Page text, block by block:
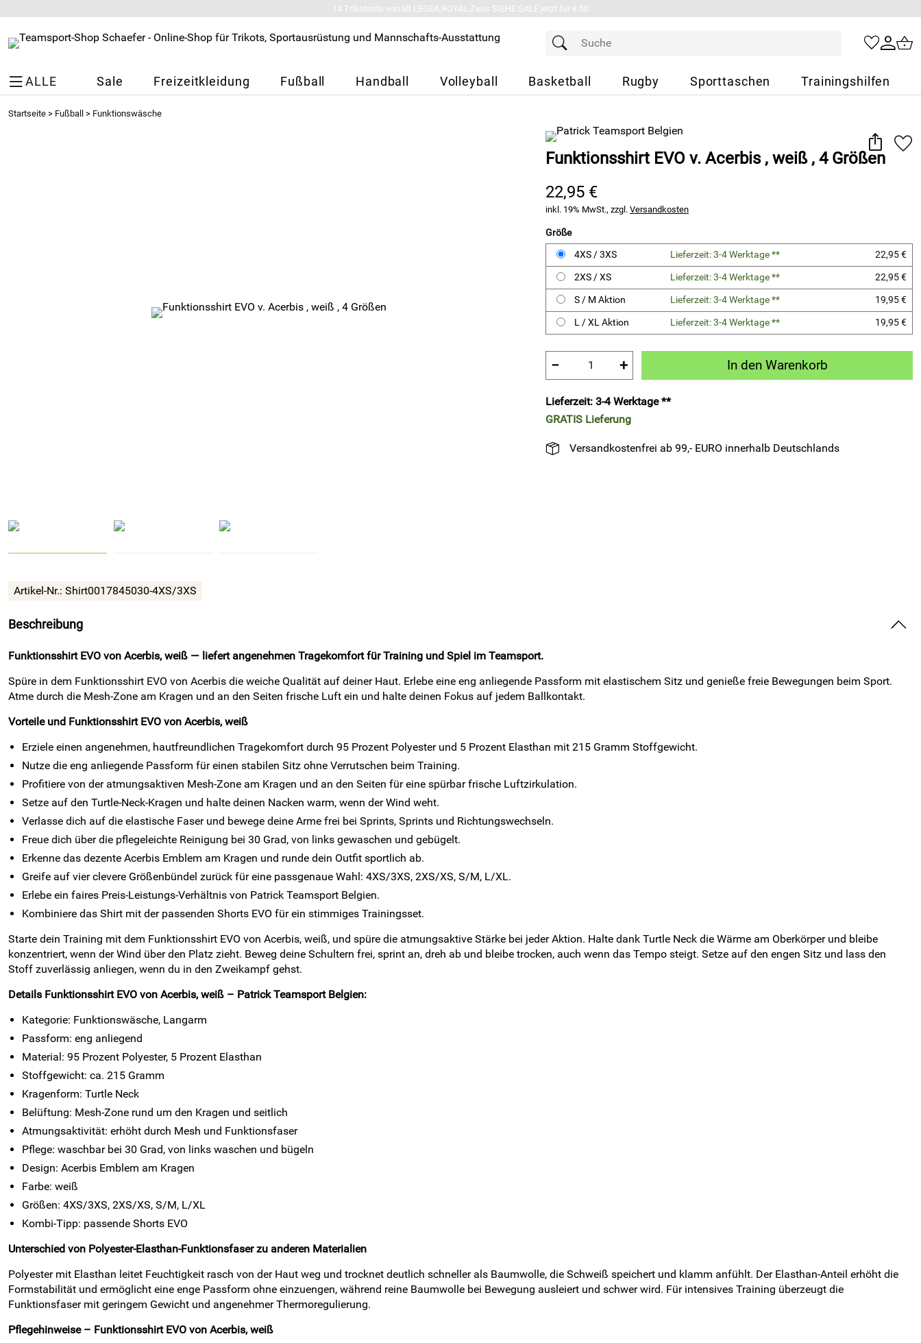
14 Trikotsets von alt.LEGEA,ROYAL,Zeus SIEHE SALE jetzt für € 50
ALLE Sale Freizeitkleidung Fußball Handball Volleyball Basketball Rugby Sporttaschen Trainingshilfen
Startseite > Fußball > Funktionswäsche
Funktionsshirt EVO v. Acerbis , weiß , 4 Größen
22,95 €
inkl. 19% MwSt., zzgl. Versandkosten
Größe
4XS / 3XS
Lieferzeit: 3-4 Werktage **
22,95 €
2XS / XS
Lieferzeit: 3-4 Werktage **
22,95 €
S / M Aktion
Lieferzeit: 3-4 Werktage **
19,95 €
L / XL Aktion
Lieferzeit: 3-4 Werktage ** 19,95 €
− + In den Warenkorb
Lieferzeit: 3-4 Werktage **
GRATIS Lieferung
Versandkostenfrei ab 99,- EURO innerhalb Deutschlands
Artikel-Nr.: Shirt0017845030-4XS/3XS
Beschreibung
Funktionsshirt EVO von Acerbis, weiß — liefert angenehmen Tragekomfort für Training und Spiel im Teamsport.
Spüre in dem Funktionsshirt EVO von Acerbis die weiche Qualität auf deiner Haut. Erlebe eine eng anliegende Passform mit elastischem Sitz und genieße freie Bewegungen beim Sport.
Atme durch die Mesh-Zone am Kragen und an den Seiten frische Luft ein und halte deinen Fokus auf jedem Ballkontakt.
Vorteile und Funktionsshirt EVO von Acerbis, weiß
Erziele einen angenehmen, hautfreundlichen Tragekomfort durch 95 Prozent Polyester und 5 Prozent Elasthan mit 215 Gramm Stoffgewicht.
Nutze die eng anliegende Passform für einen stabilen Sitz ohne Verrutschen beim Training.
Profitiere von der atmungsaktiven Mesh-Zone am Kragen und an den Seiten für eine spürbar frische Luftzirkulation.
Setze auf den Turtle-Neck-Kragen und halte deinen Nacken warm, wenn der Wind weht.
Verlasse dich auf die elastische Faser und bewege deine Arme frei bei Sprints, Sprints und Richtungswechseln.
Freue dich über die pflegeleichte Reinigung bei 30 Grad, von links gewaschen und gebügelt.
Erkenne das dezente Acerbis Emblem am Kragen und runde dein Outfit sportlich ab.
Greife auf vier clevere Größenbündel zurück für eine passgenaue Wahl: 4XS/3XS, 2XS/XS, S/M, L/XL.
Erlebe ein faires Preis-Leistungs-Verhältnis von Patrick Teamsport Belgien.
Kombiniere das Shirt mit der passenden Shorts EVO für ein stimmiges Trainingsset.
Starte dein Training mit dem Funktionsshirt EVO von Acerbis, weiß, und spüre die atmungsaktive Stärke bei jeder Aktion. Halte dank Turtle Neck die Wärme am Oberkörper und bleibe
konzentriert, wenn der Wind über den Platz zieht. Beweg deine Schultern frei, sprint an, dreh ab und bleibe trocken, auch wenn das Tempo steigt. Setze auf den engen Sitz und lass den
Stoff zuverlässig anliegen, wenn du in den Zweikampf gehst.
Details Funktionsshirt EVO von Acerbis, weiß – Patrick Teamsport Belgien:
Kategorie: Funktionswäsche, Langarm
Passform: eng anliegend
Material: 95 Prozent Polyester, 5 Prozent Elasthan
Stoffgewicht: ca. 215 Gramm
Kragenform: Turtle Neck
Belüftung: Mesh-Zone rund um den Kragen und seitlich
Atmungsaktivität: erhöht durch Mesh und Funktionsfaser
Pflege: waschbar bei 30 Grad, von links waschen und bügeln
Design: Acerbis Emblem am Kragen
Farbe: weiß
Größen: 4XS/3XS, 2XS/XS, S/M, L/XL
Kombi-Tipp: passende Shorts EVO
Unterschied von Polyester-Elasthan-Funktionsfaser zu anderen Materialien
Polyester mit Elasthan leitet Feuchtigkeit rasch von der Haut weg und trocknet deutlich schneller als Baumwolle, die Schweiß speichert und klamm anfühlt. Der Elasthan-Anteil erhöht die
Formstabilität und ermöglicht eine enge Passform ohne einzuengen, während reine Baumwolle bei Bewegung ausleiert und schwer wird. Für intensives Training überzeugt die
Funktionsfaser mit geringem Gewicht und angenehmer Thermoregulierung.
Pflegehinweise – Funktionsshirt EVO von Acerbis, weiß